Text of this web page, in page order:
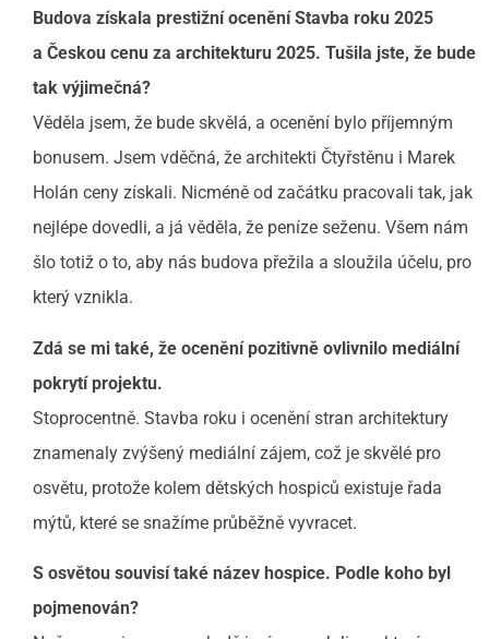
Budova získala prestižní ocenění Stavba roku 2025
a Českou cenu za architekturu 2025. Tušila jste, že bude
tak výjimečná?
Věděla jsem, že bude skvělá, a ocenění bylo příjemným
bonusem. Jsem vděčná, že architekti Čtyřstěnu i Marek
Holán ceny získali. Nicméně od začátku pracovali tak, jak
nejlépe dovedli, a já věděla, že peníze seženu. Všem nám
šlo totiž o to, aby nás budova přežila a sloužila účelu, pro
který vznikla.
Zdá se mi také, že ocenění pozitivně ovlivnilo mediální
pokrytí projektu.
Stoprocentně. Stavba roku i ocenění stran architektury
znamenaly zvýšený mediální zájem, což je skvělé pro
osvětu, protože kolem dětských hospiců existuje řada
mýtů, které se snažíme průběžně vyvracet.
S osvětou souvisí také název hospice. Podle koho byl
pojmenován?